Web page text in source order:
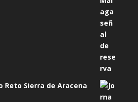
Reto Sierra de Aracena